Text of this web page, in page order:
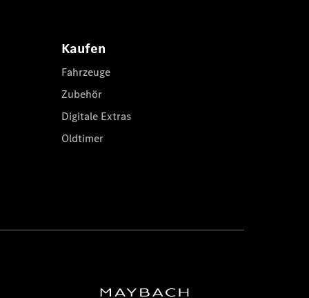
Kaufen
Fahrzeuge
Zubehör
Digitale Extras
Oldtimer